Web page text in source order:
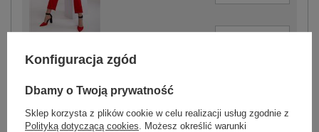
ZALOGUJ SIĘ I ZOBACZ CENĘ
Konfiguracja zgód
Dbamy o Twoją prywatność
Sklep korzysta z plików cookie w celu realizacji usług zgodnie z
Polityką dotyczącą cookies . Możesz określić warunki